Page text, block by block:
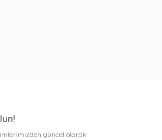
güncel olarak